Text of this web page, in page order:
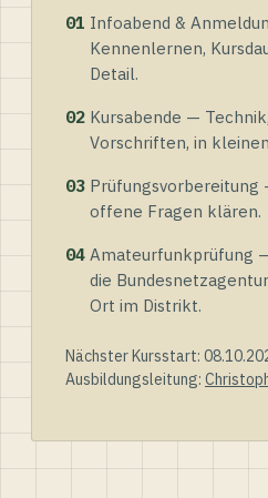
01 Infoabend &
Kennenlernen,
Detail.
02 Kursabende —
Vorschriften, in
03
offene Fragen klären.
04 Amateurfunkprüfung
die
Ort im Distrikt.
Nächster Kursstart:
Ausbildungsleitung: